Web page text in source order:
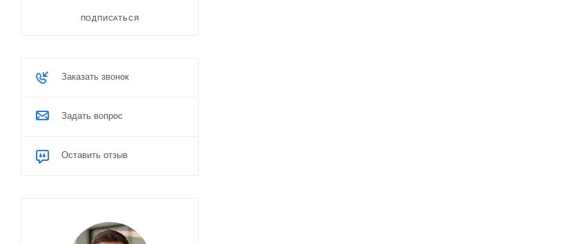
ПОДПИСАТЬСЯ
Заказать звонок
Задать вопрос
Оставить отзыв